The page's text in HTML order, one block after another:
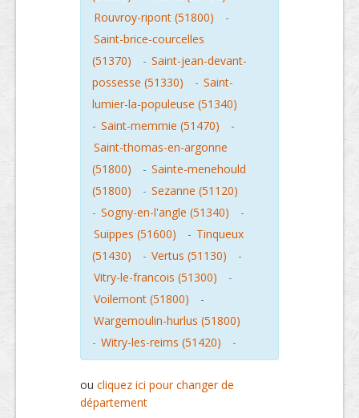
Rouvroy-ripont (51800)
-
Saint-brice-courcelles
(51370)
- Saint-jean-devant-
possesse (51330)
- Saint-
lumier-la-populeuse (51340)
- Saint-memmie (51470)
-
Saint-thomas-en-argonne
(51800)
- Sainte-menehould
(51800)
- Sezanne (51120)
- Sogny-en-l'angle (51340)
-
Suippes (51600)
- Tinqueux
(51430)
- Vertus (51130)
-
Vitry-le-francois (51300)
-
Voilemont (51800)
-
Wargemoulin-hurlus (51800)
- Witry-les-reims (51420) -
ou cliquez ici pour changer de
département